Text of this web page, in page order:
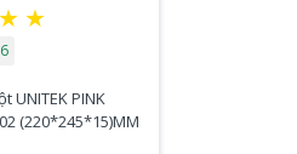
★ ★
UNITEK PINK
(220*245*15)MM